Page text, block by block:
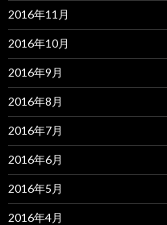
2016年11月
2016年10月
2016年9月
2016年8月
2016年7月
2016年6月
2016年5月
2016年4月